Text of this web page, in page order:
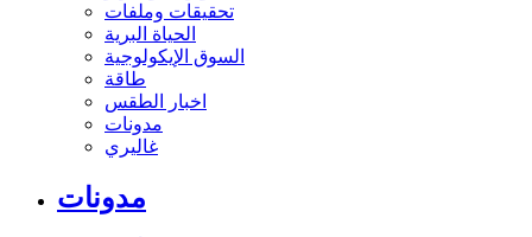
تحقيقات وملفات
الحياة البرية
السوق الإيكولوجية
طاقة
اخبار الطقس
مدونات
غاليري
مدونات